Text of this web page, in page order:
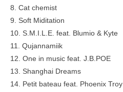
8. Cat chemist
9. Soft Miditation
10. S.M.I.L.E. feat. Blumio & Kyte
11. Qujannamiik
12. One in music feat. J.B.POE
13. Shanghai Dreams
14. Petit bateau feat. Phoenix Troy